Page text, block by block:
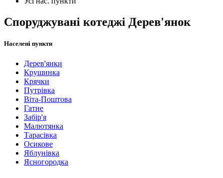
Споруджувані котеджі Дерев'янок
Населені пункти
Дерев'янки
Крушинка
Крячки
Путрівка
Віта-Поштова
Гатне
Забір'я
Малютянка
Тарасівка
Осикове
Яблунівка
Ясногородка